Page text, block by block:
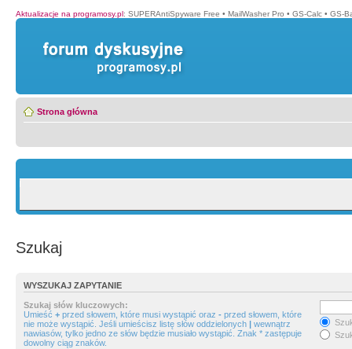
Aktualizacje na programosy.pl: SUPERAntiSpyware Free • MailWasher Pro • GS-Calc • GS-
Strona główna
Szukaj
WYSZUKAJ ZAPYTANIE
Szukaj słów kluczowych:
Umieść + przed słowem, które musi wystąpić oraz - przed słowem, które
nie może wystąpić. Jeśli umieścisz listę słów oddzielonych | wewnątrz
nawiasów, tylko jedno ze słów będzie musiało wystąpić. Znak * zastępuje
dowolny ciąg znaków.